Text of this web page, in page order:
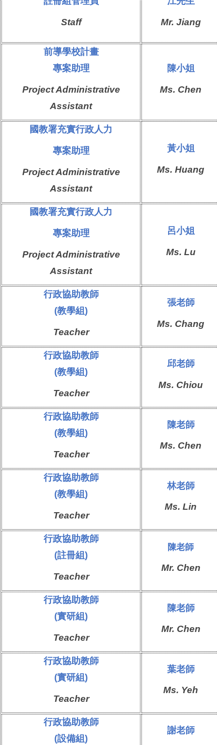
Staff Mr. Jiang
前導學校計畫
專案助理
Project Administrative
Assistant
陳小姐
Ms. Chen
國教署充實行政人力
專案助理
Project Administrative
Assistant
黃小姐
Ms. Huang
國教署充實行政人力
專案助理
Project Administrative
Assistant
呂小姐
Ms. Lu
行政協助教師
(教學組)
Teacher
張老師
Ms. Chang
行政協助教師
(教學組)
Teacher
邱老師
Ms. Chiou
行政協助教師
(教學組)
Teacher
陳老師
Ms. Chen
行政協助教師
(教學組)
Teacher
林老師
Ms. Lin
行政協助教師
(註冊組)
Teacher
陳老師
Mr. Chen
行政協助教師
(實研組)
Teacher
陳老師
Mr. Chen
行政協助教師
(實研組)
Teacher
葉老師
Ms. Yeh
行政協助教師
(設備組)
謝老師